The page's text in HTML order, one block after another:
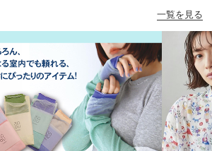
一覧を見る